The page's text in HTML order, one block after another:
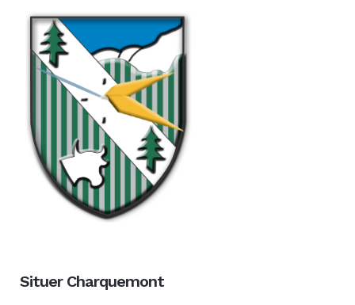
Situer Charquemont